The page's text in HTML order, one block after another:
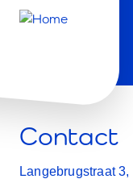
Contact
Langebrugstraat